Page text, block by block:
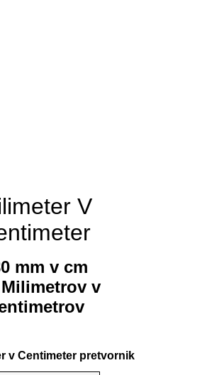
V
mm v cm
Milimetrov v
v Centimeter pretvornik